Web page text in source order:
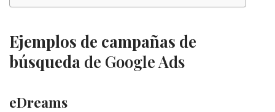
Ejemplos de campañas de
búsqueda de Google Ads
eDreams